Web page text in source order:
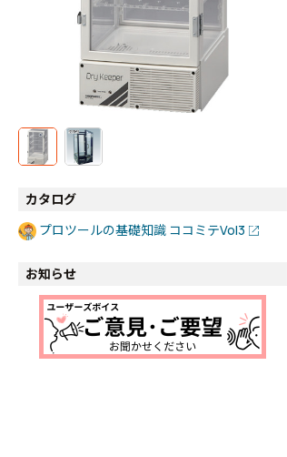
カタログ
プロツールの基礎知識 ココミテVol3
お知らせ